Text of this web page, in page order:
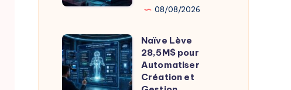
Clients
Victimes
de
Vol
08/08/2026
Naïve
Lève
28,5M$
Naïve Lève
28,5M$ pour
Automatiser
Création et